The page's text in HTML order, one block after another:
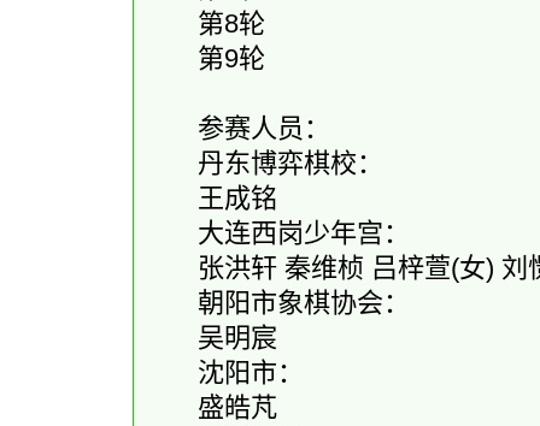
第8轮
第9轮
参赛人员：
丹东博弈棋校：
王成铭
大连西岗少年宫：
张洪轩 秦维桢 吕梓萱(女) 刘
朝阳市象棋协会：
吴明宸
沈阳市：
盛皓芃